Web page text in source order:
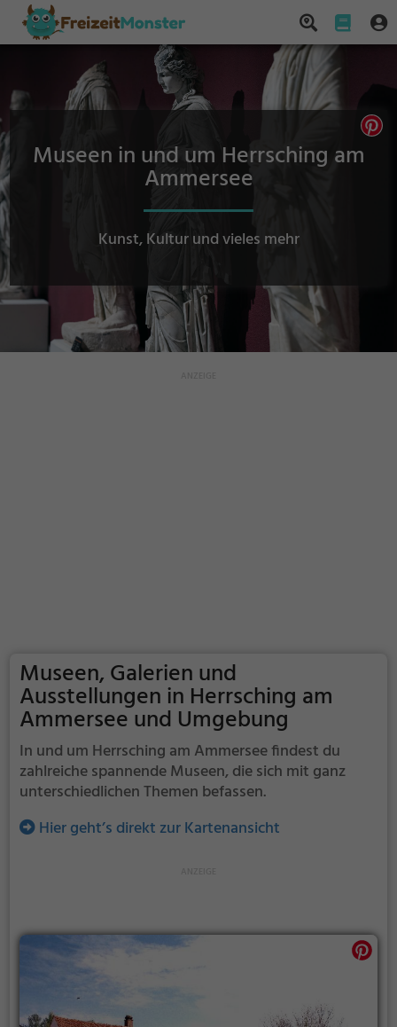
Museen in und um Herrsching am
Ammersee
Kunst, Kultur und vieles mehr
Museen, Galerien und
Ausstellungen in Herrsching am
Ammersee und Umgebung
In und um Herrsching am Ammersee findest du
zahlreiche spannende Museen, die sich mit ganz
unterschiedlichen Themen befassen.
Hier geht’s direkt zur Kartenansicht